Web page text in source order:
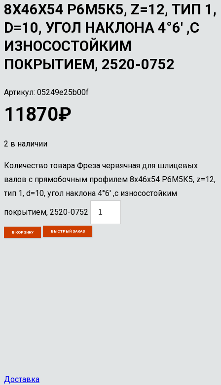
8Х46Х54 Р6М5К5, Z=12, ТИП 1,
D=10, УГОЛ НАКЛОНА 4°6′ ,С
ИЗНОСОСТОЙКИМ
ПОКРЫТИЕМ, 2520-0752
Артикул: 05249e25b00f
11870₽
2 в наличии
Количество товара Фреза червячная для шлицевых
валов с прямобочным профилем 8х46х54 Р6М5К5, z=12,
тип 1, d=10, угол наклона 4°6' ,с износостойким
покрытием, 2520-0752
В КОРЗИНУ БЫСТРЫЙ ЗАКАЗ
Доставка